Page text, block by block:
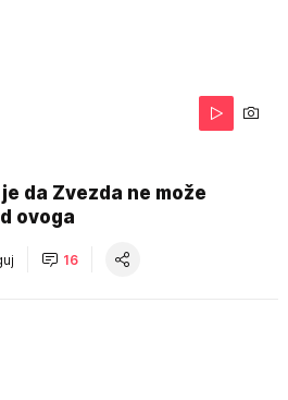
da Zvezda ne može
ovoga
16